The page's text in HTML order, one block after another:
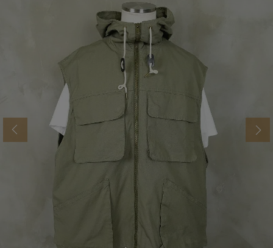
マイページ
ご利用ガイド International Shipping
店舗紹介
ブランドから探す スタッフコーディネート
古着卸DOCK
メンズ商品カテゴリーから探す